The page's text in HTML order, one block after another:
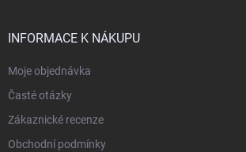
INFORMACE K NÁKUPU
Moje objednávka
Časté otázky
Zákaznické recenze
Obchodní podmínky